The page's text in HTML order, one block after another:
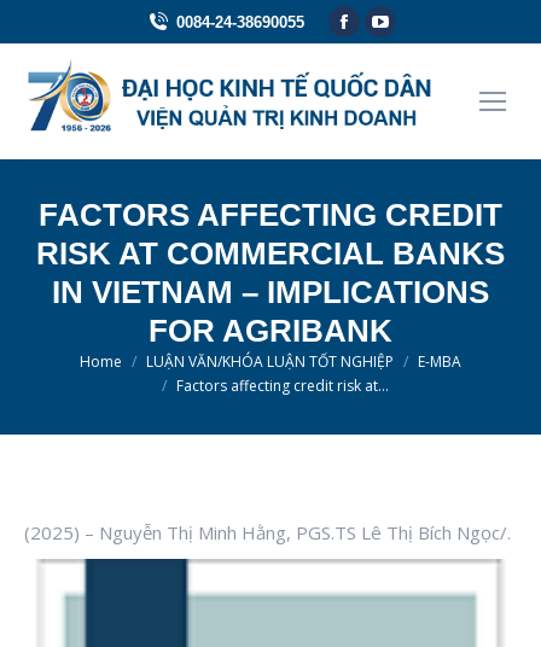
0084-24-38690055
Facebook
opens
in
YouTube
opens
in
FACTORS AFFECTING CREDIT
RISK AT COMMERCIAL BANKS
IN VIETNAM – IMPLICATIONS
FOR AGRIBANK
You are here:
Home LUẬN VĂN/KHÓA LUẬN TỐT NGHIỆP
E-MBA
Factors affecting credit risk at…
(2025) – Nguyễn Thị Minh Hằng, PGS.TS Lê Thị Bích Ngọc/.